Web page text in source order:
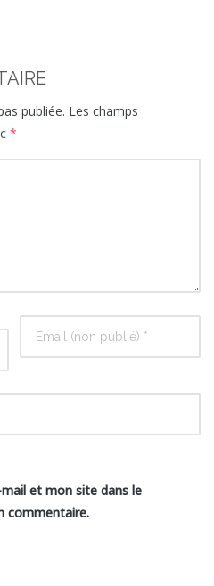
publiée. Les champs
*
et mon site dans le
commentaire.